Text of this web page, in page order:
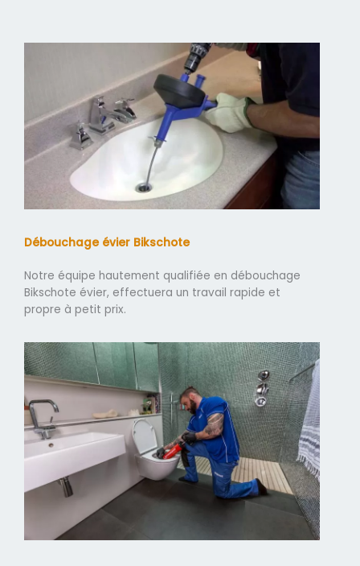
Débouchage évier Bikschote
Notre équipe hautement qualifiée en débouchage
Bikschote évier, effectuera un travail rapide et
propre à petit prix.